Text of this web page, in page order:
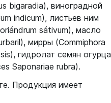
bigaradia), виноградной
indicum), листьев ним
sátivum), масло
мирры (Commiphora
гидролат семян огурца
Saponariae rubra).
Продукция имеет